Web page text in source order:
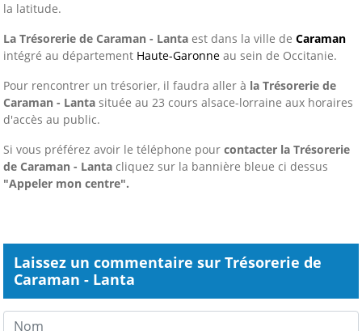
la latitude.
La Trésorerie de Caraman - Lanta est dans la ville de Caraman
intégré au département Haute-Garonne au sein de Occitanie.
Pour rencontrer un trésorier, il faudra aller à la Trésorerie de
Caraman - Lanta située au 23 cours alsace-lorraine aux horaires
d'accès au public.
Si vous préférez avoir le téléphone pour contacter la Trésorerie
de Caraman - Lanta cliquez sur la bannière bleue ci dessus
"Appeler mon centre".
Laissez un commentaire sur Trésorerie de
Caraman - Lanta